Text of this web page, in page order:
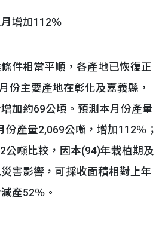
增加112％
相當平順，各產地已恢復正
份主要產地在彰化及嘉義縣，
加約69公頃。預測本月份產量
份產量2,069公噸，增加112％；
公噸比較，因本(94)年栽植期及
害影響，可採收面積相對上年
產52％。